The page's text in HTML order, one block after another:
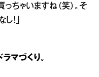
ちゃいますね（笑）。そ
！」
マづくり。